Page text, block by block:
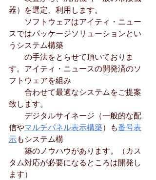
器）を選定、利用します。
ソフトウェアはアイティ・ニュー
スではパッケージソリューションとい
うシステム構築
の手法をとらせて頂いておりま
す。アイティ・ニュースの開発済のソ
フトウェアを組み
合わせて最適なシステムをご提案
致します。
デジタルサイネージ（一般的な配
信やマルチパネル表示構築）も番号表
示もシステム構
築のノウハウがあります。（カス
タム対応が必要になるところは開発し
ます）